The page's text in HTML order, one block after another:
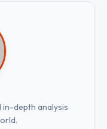
in-depth analysis